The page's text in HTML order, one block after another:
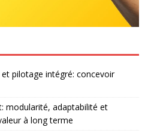
pilotage intégré: concevoir
modularité, adaptabilité et
à long terme